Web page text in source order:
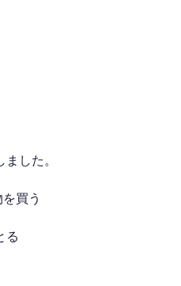
した。
買う
る